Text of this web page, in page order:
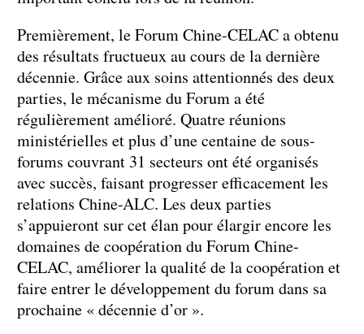
Premièrement, le Forum Chine-CELAC a obtenu
des résultats fructueux au cours de la dernière
décennie. Grâce aux soins attentionnés des deux
parties, le mécanisme du Forum a été
régulièrement amélioré. Quatre réunions
ministérielles et plus d’une centaine de sous-
forums couvrant 31 secteurs ont été organisés
avec succès, faisant progresser efficacement les
relations Chine-ALC. Les deux parties
s’appuieront sur cet élan pour élargir encore les
domaines de coopération du Forum Chine-
CELAC, améliorer la qualité de la coopération et
faire entrer le développement du forum dans sa
prochaine « décennie d’or ».